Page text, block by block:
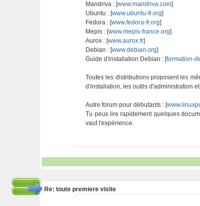
Mandriva : [www.mandriva.com]
Ubuntu : [www.ubuntu-fr.org]
Fedora : [www.fedora-fr.org]
Mepis : [www.mepis-france.org]
Aurox : [www.aurox.fr]
Debian : [www.debian.org]
Guide d'installation Debian : [formation-
Toutes les distributions proposent les
d'installation, les outils d'administration
Autre forum pour débutants : [
Tu peux lire rapidement quelques
vaut l'expérience.
Re: toute premiere visite